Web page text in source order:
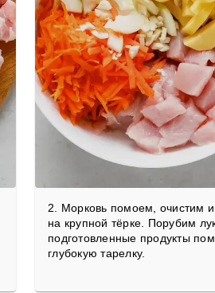
2. Морковь помоем, очистим
на крупной тёрке. Порубим
подготовленные продукты
глубокую тарелку.